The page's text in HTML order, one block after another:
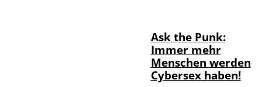
Ask the Punk:
Immer mehr
Menschen werden
Cybersex haben!